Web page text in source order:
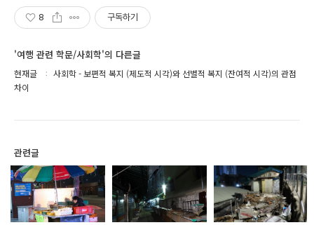
8 구독하기
'여행 관련 학문/사회학'의 다른글
현재글
사회학 - 보편적 복지 (제도적 시각)와 선별적 복지 (잔여적 시각)의 관점
차이
관련글